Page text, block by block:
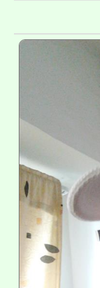
代
公
代
轉知
《
程
心
系所